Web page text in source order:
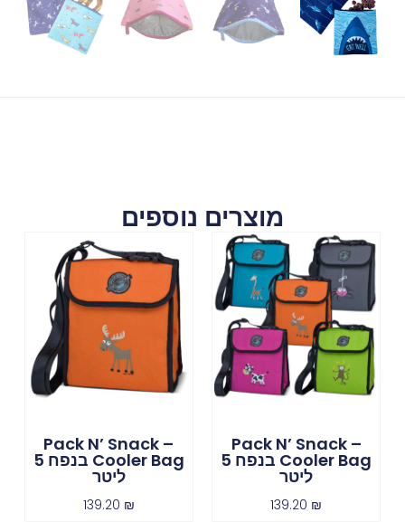
מוצרים נוספים
Pack N’ Snack –
Cooler Bag בנפח 5
ליטר
139.20 ₪
Pack N’ Snack –
Cooler Bag בנפח 5
ליטר
139.20 ₪